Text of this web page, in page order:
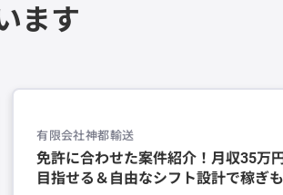
ます
有限会社神都輸送
免許に合わせた案件紹介！月収35万
目指せる＆自由なシフト設計で稼ぎ